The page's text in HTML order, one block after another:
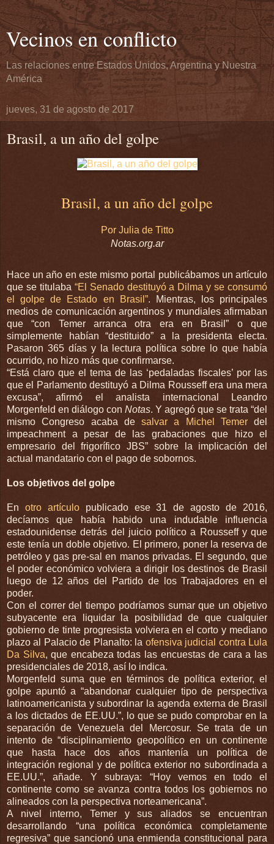
Vecinos en conflicto
Las relaciones entre Estados Unidos, Argentina y Nuestra
América
jueves, 31 de agosto de 2017
Brasil, a un año del golpe
Brasil, a un año del golpe
Por Julia de Titto
Notas.org.ar
Hace un año en este mismo portal publicábamos un artículo
que se titulaba “El Senado destituyó a Dilma y se consumó
el golpe de Estado en Brasil”. Mientras, los principales
medios de comunicación argentinos y mundiales afirmaban
que “con Temer arranca otra era en Brasil” o que
simplemente habían “destituido” a la presidenta electa.
Pasaron 365 días y la lectura política sobre lo que había
ocurrido, no hizo más que confirmarse.
“Está claro que el tema de las ‘pedaladas fiscales’ por las
que el Parlamento destituyó a Dilma Rousseff era una mera
excusa”, afirmó el analista internacional Leandro
Morgenfeld en diálogo con Notas. Y agregó que se trata “del
mismo Congreso acaba de salvar a Michel Temerdel
impeachment a pesar de las grabaciones que hizo el
empresario del frigorífico JBS” sobre la implicación del
actual mandatario con el pago de sobornos.
Los objetivos del golpe
En otro artículopublicado ese 31 de agosto de 2016,
decíamos que había habido una indudable influencia
estadounidense detrás del juicio político a Rousseff y que
este tenía un doble objetivo. El primero, poner la reserva de
petróleo y gas pre-sal en manos privadas. El segundo, que
el poder económico volviera a dirigir los destinos de Brasil
luego de 12 años del Partido de los Trabajadores en el
poder.
Con el correr del tiempo podríamos sumar que un objetivo
subyacente era liquidar la posibilidad de que cualquier
gobierno de tinte progresista volviera en el corto y mediano
plazo al Palacio de Planalto: la ofensiva judicial contra Lula
Da Silva, que encabeza todas las encuestas de cara a las
presidenciales de 2018, así lo indica.
Morgenfeld suma que en términos de política exterior, el
golpe apuntó a “abandonar cualquier tipo de perspectiva
latinoamericanista y subordinar la agenda externa de Brasil
a los dictados de EE.UU.”, lo que se pudo comprobar en la
separación de Venezuela del Mercosur. Se trata de un
intento de “disciplinamiento geopolítico en un continente
que hasta hace dos años mantenía un política de
integración regional y de política exterior no subordinada a
EE.UU.”, añade. Y subraya: “Hoy vemos en todo el
continente como se avanza contra todos los gobiernos no
alineados con la perspectiva norteamericana”.
A nivel interno, Temer y sus aliados se encuentran
desarrollando “una política económica completamente
regresiva” que sancionó una enmienda constitucional para